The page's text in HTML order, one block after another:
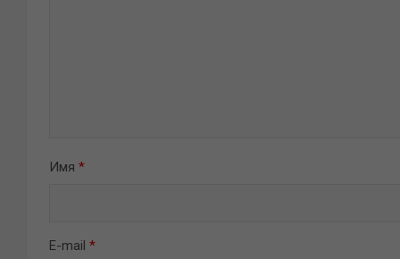
Имя *
E-mail *